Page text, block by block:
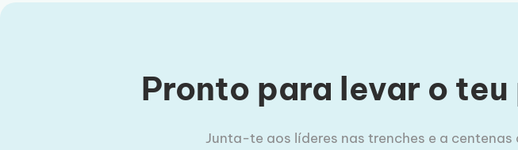
Pronto para levar o
Junta-te aos líderes nas trenches e a